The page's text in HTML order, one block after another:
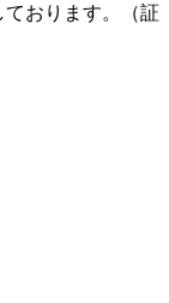
おります。（証